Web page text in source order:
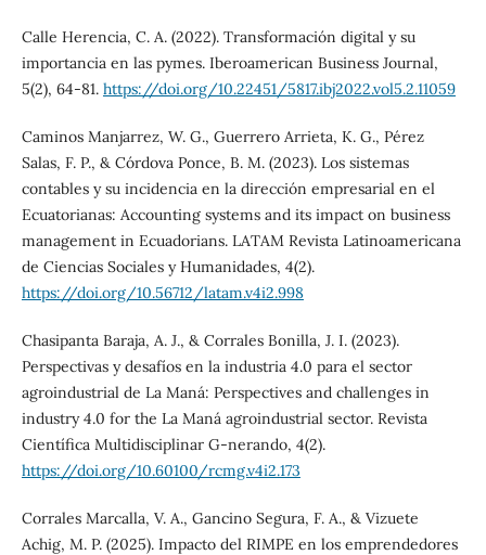
Calle Herencia, C. A. (2022). Transformación digital y su
importancia en las pymes. Iberoamerican Business Journal,
5(2), 64-81. https://doi.org/10.22451/5817.ibj2022.vol5.2.11059
Caminos Manjarrez, W. G., Guerrero Arrieta, K. G., Pérez
Salas, F. P., & Córdova Ponce, B. M. (2023). Los sistemas
contables y su incidencia en la dirección empresarial en el
Ecuatorianas: Accounting systems and its impact on business
management in Ecuadorians. LATAM Revista Latinoamericana
de Ciencias Sociales y Humanidades, 4(2).
https://doi.org/10.56712/latam.v4i2.998
Chasipanta Baraja, A. J., & Corrales Bonilla, J. I. (2023).
Perspectivas y desafíos en la industria 4.0 para el sector
agroindustrial de La Maná: Perspectives and challenges in
industry 4.0 for the La Maná agroindustrial sector. Revista
Científica Multidisciplinar G-nerando, 4(2).
https://doi.org/10.60100/rcmg.v4i2.173
Corrales Marcalla, V. A., Gancino Segura, F. A., & Vizuete
Achig, M. P. (2025). Impacto del RIMPE en los emprendedores